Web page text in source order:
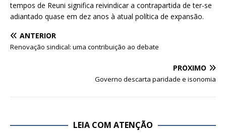
tempos de Reuni significa reivindicar a contrapartida de ter-se
adiantado quase em dez anos à atual política de expansão.
ANTERIOR
Renovação sindical: uma contribuição ao debate
PRÓXIMO
Governo descarta paridade e isonomia
LEIA COM ATENÇÃO